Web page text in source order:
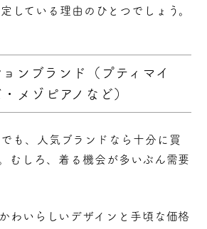
している理由のひとつでしょう。
ンブランド（プティマイ
メゾピアノなど）
も、人気ブランドなら十分に買
むしろ、着る機会が多いぶん需要
わいらしいデザインと手頃な価格